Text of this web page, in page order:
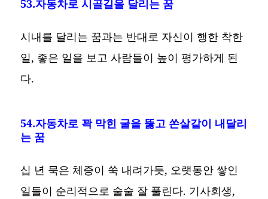
53.자동차로 시골길을 달리는 꿈
시내를 달리는 꿈과는 반대로 자신이 행한 착한
일, 좋은 일을 보고 사람들이 높이 평가하게 된
다.
54.자동차로 꽉 막힌 굴을 뚫고 쏜살같이 내달리
는 꿈
십 년 묵은 체증이 쑥 내려가듯, 오랫동안 쌓인
일들이 순리적으로 술술 잘 풀린다. 기사회생,